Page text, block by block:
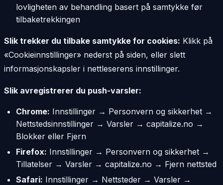
lovligheten av behandling basert på samtykke før
tilbaketrekkingen
Slik trekker du tilbake samtykke for cookies: Klikk på
«Cookieinnstillinger» nederst på siden, eller slett
informasjonskapsler i nettleserens innstillinger.
Slik avregistrerer du push-varsler:
Chrome: Innstillinger → Personvern og sikkerhet →
Nettstedsinnstillinger → Varsler → capitalize.no →
Blokker eller Fjern
Firefox: Innstillinger → Personvern og sikkerhet →
Tillatelser → Varsler → capitalize.no → Fjern nettsted
Safari: Innstillinger → Nettsteder → Varsler →